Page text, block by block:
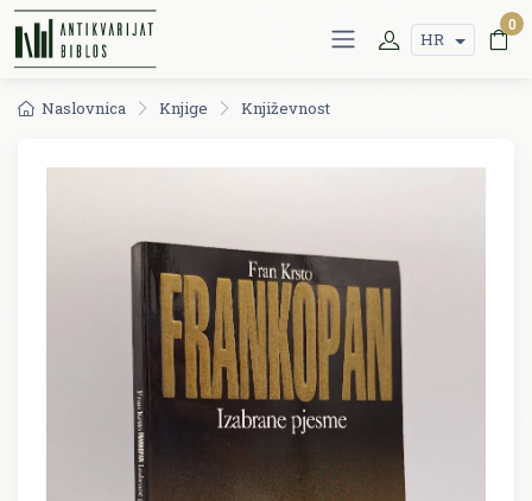
HR
0
Naslovnica Knjige Književnost